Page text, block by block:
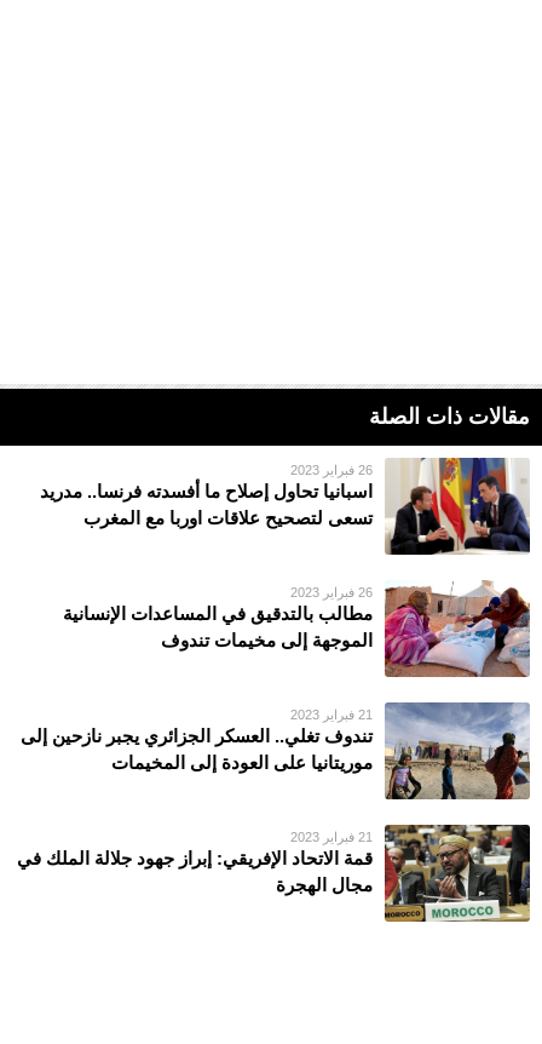
مقالات ذات الصلة
26 فبراير 2023
اسبانيا تحاول إصلاح ما أفسدته فرنسا.. مدريد
تسعى لتصحيح علاقات اوربا مع المغرب
26 فبراير 2023
مطالب بالتدقيق في المساعدات الإنسانية
الموجهة إلى مخيمات تندوف
21 فبراير 2023
تندوف تغلي.. العسكر الجزائري يجبر نازحين إلى
موريتانيا على العودة إلى المخيمات
21 فبراير 2023
قمة الاتحاد الإفريقي: إبراز جهود جلالة الملك في
مجال الهجرة